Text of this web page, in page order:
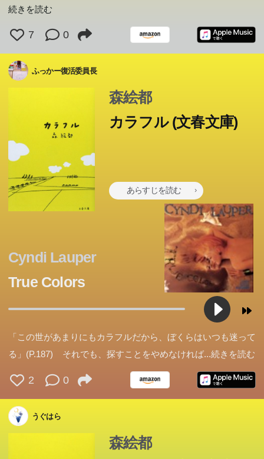
生前の罪により、輪廻のサイクルから外されたぼくの魂。
だが天使業界の抽選にあたり、再挑戦のチャンスを得た。
自殺を図った少年、真の体にホームステイし、自分の罪を
思い出さなければならないのだ。真として過ごすうち、ぼ
朽の名作ついに登場。
続きを読む
7 0
ふっかー復活委員長
森絵都
カラフル (文春文庫)
あらすじを読む
生前の罪により、輪廻のサイクルから外されたぼくの魂。
だが天使業界の抽選にあたり、再挑戦のチャンスを得た。
自殺を図った少年、真の体にホームステイし、自分の罪を
思い出さなければならないのだ。真として過ごすうち、ぼ
朽の名作ついに登場。
Cyndi Lauper
True Colors
「この世があまりにもカラフルだから、ぼくらはいつも迷って
る」(P.187) それでも、探すことをやめなければ...続きを読む
2 0
うぐはら
森絵都
生前の罪により、輪廻のサイクルから外されたぼくの魂。
だが天使業界の抽選にあたり、再挑戦のチャンスを得た。
自殺を図った少年、真の体にホームステイし、自分の罪を
思い出さなければならないのだ。真として過ごすうち、ぼ
朽の名作ついに登場。
生前の罪により、輪廻のサイクルから外されたぼくの魂。
だが天使業界の抽選にあたり、再挑戦のチャンスを得た。
自殺を図った少年、真の体にホームステイし、自分の罪を
思い出さなければならないのだ。真として過ごすうち、ぼ
朽の名作ついに登場。
生前の罪により、輪廻のサイクルから外されたぼくの魂。
だが天使業界の抽選にあたり、再挑戦のチャンスを得た。
自殺を図った少年、真の体にホームステイし、自分の罪を
思い出さなければならないのだ。真として過ごすうち、ぼ
朽の名作ついに登場。